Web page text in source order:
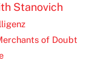
Stanovich
of Doubt